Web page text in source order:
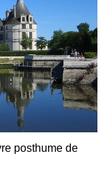
posthume de